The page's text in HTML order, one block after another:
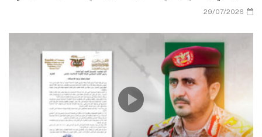
29/07/2026